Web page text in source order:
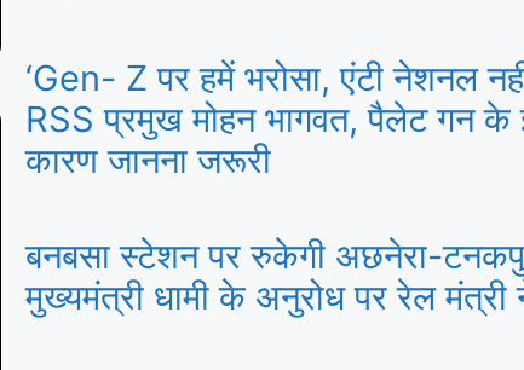
‘Gen- Z पर हमें भरोसा, एंटी नेशनल
RSS प्रमुख मोहन भागवत, पैलेट गन के
कारण जानना जरूरी
बनबसा स्टेशन पर रुकेगी अछनेरा-
मुख्यमंत्री धामी के अनुरोध पर रेल मंत्री